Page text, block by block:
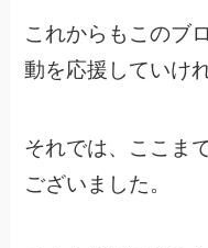
これからもこのブ
動を応援していけ
それでは、ここま
ございました。